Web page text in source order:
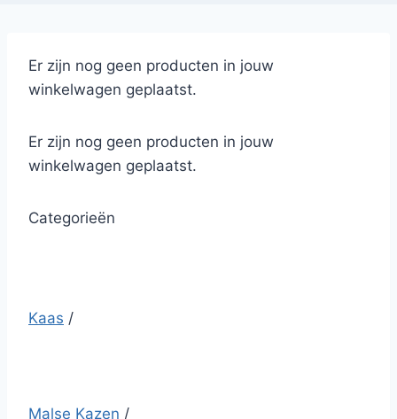
Er zijn nog geen producten in jouw
winkelwagen geplaatst.
Er zijn nog geen producten in jouw
winkelwagen geplaatst.
Categorieën
Kaas /
Malse Kazen /